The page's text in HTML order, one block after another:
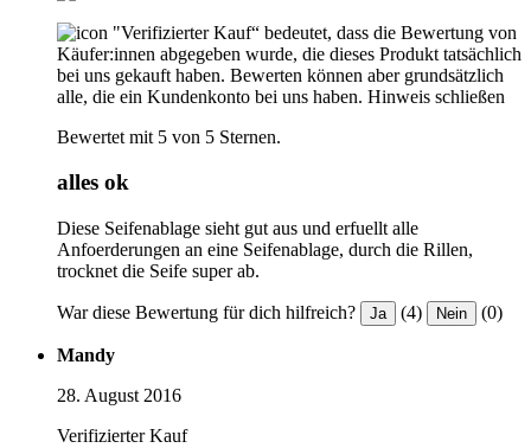
"Verifizierter Kauf“ bedeutet, dass die Bewertung von
Käufer:innen abgegeben wurde, die dieses Produkt tatsächlich
bei uns gekauft haben. Bewerten können aber grundsätzlich
alle, die ein Kundenkonto bei uns haben. Hinweis schließen
Bewertet mit 5 von 5 Sternen.
alles ok
Diese Seifenablage sieht gut aus und erfuellt alle
Anfoerderungen an eine Seifenablage, durch die Rillen,
trocknet die Seife super ab.
War diese Bewertung für dich hilfreich? Ja (4) Nein (0)
Mandy
28. August 2016
Verifizierter Kauf